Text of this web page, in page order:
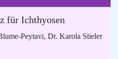
für Ichthyosen
Peytavi, Dr. Karola Stieler